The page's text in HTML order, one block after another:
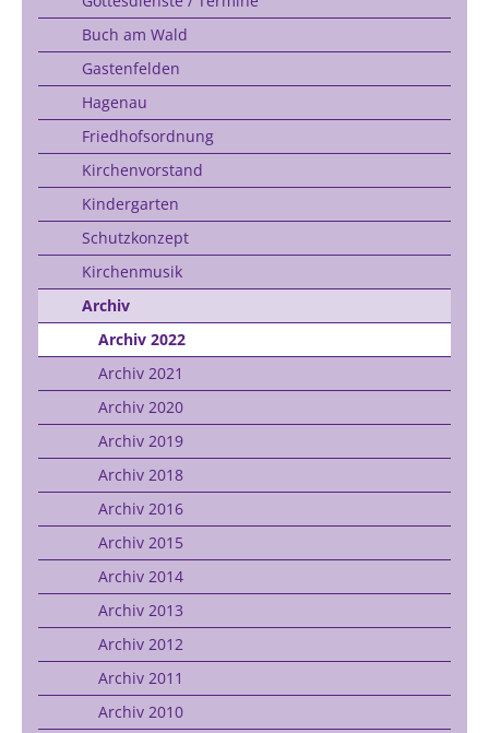
Buch am Wald
Gastenfelden
Hagenau
Friedhofsordnung
Kirchenvorstand
Kindergarten
Schutzkonzept
Kirchenmusik
Archiv
Archiv 2022
Archiv 2021
Archiv 2020
Archiv 2019
Archiv 2018
Archiv 2016
Archiv 2015
Archiv 2014
Archiv 2013
Archiv 2012
Archiv 2011
Archiv 2010